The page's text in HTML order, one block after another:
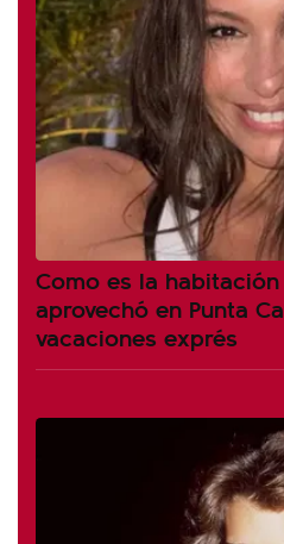
Como es la
aprovechó en Punta
vacaciones exprés